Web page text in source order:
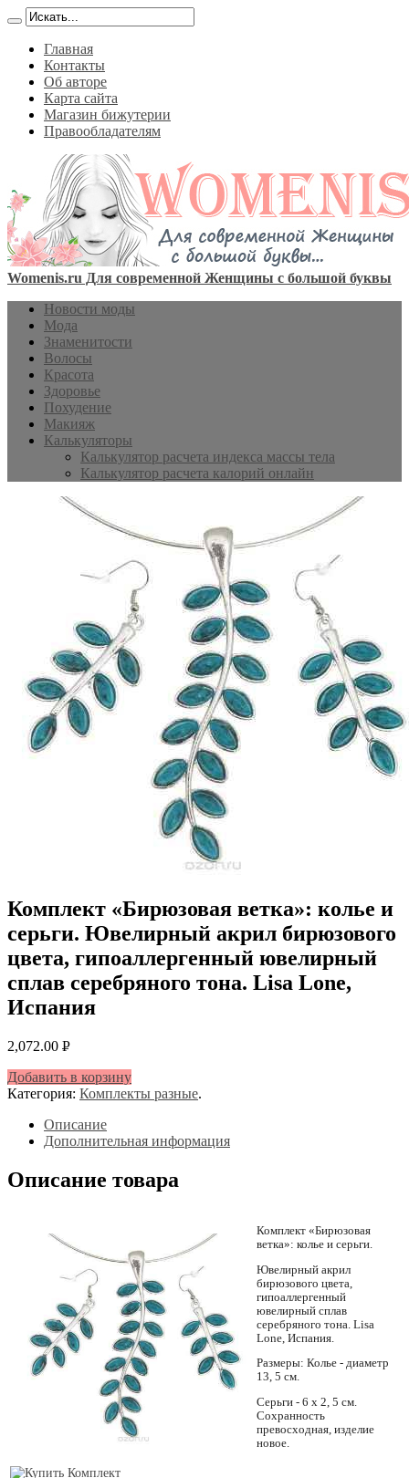
Главная
Контакты
Об авторе
Карта сайта
Магазин бижутерии
Правообладателям
Womenis.ru Для современной Женщины с большой буквы
Новости моды
Мода
Знаменитости
Волосы
Красота
Здоровье
Похудение
Макияж
Калькуляторы
Калькулятор расчета индекса массы тела
Калькулятор расчета калорий онлайн
Комплект «Бирюзовая ветка»: колье и
серьги. Ювелирный акрил бирюзового
цвета, гипоаллергенный ювелирный
сплав серебряного тона. Lisa Lone,
Испания
2,072.00 Р
Добавить в корзину
Категория: Комплекты разные.
Описание
Дополнительная информация
Описание товара
Комплект «Бирюзовая
ветка»: колье и серьги.
Ювелирный акрил
бирюзового цвета,
гипоаллергенный
ювелирный сплав
серебряного тона. Lisa
Lone, Испания.
Размеры: Колье - диаметр
13, 5 см.
Серьги - 6 х 2, 5 см.
Сохранность
превосходная, изделие
новое.